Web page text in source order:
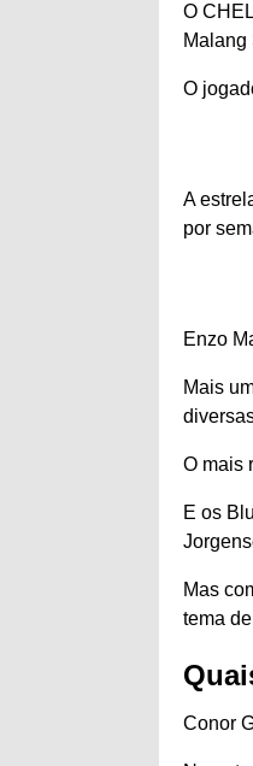
O
Malang
O
A
por
Enzo
Mais
O mais
E os
Mas
tema
Conor